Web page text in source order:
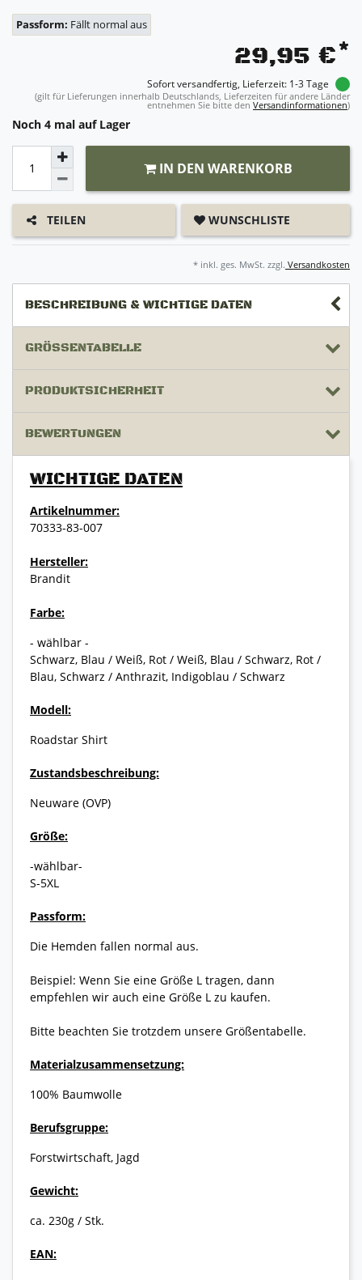
Passform: Fällt normal aus
29,95 €*
Sofort versandfertig, Lieferzeit: 1-3 Tage
(gilt für Lieferungen innerhalb Deutschlands, Lieferzeiten für andere Länder
entnehmen Sie bitte den Versandinformationen)
Noch 4 mal auf Lager
IN DEN WARENKORB
TEILEN WUNSCHLISTE
* inkl. ges. MwSt. zzgl. Versandkosten
BESCHREIBUNG & WICHTIGE DATEN
GRÖSSENTABELLE
PRODUKTSICHERHEIT
BEWERTUNGEN
WICHTIGE DATEN
Artikelnummer:
70333-83-007
Hersteller:
Brandit
Farbe:
- wählbar -
Schwarz, Blau / Weiß, Rot / Weiß, Blau / Schwarz, Rot /
Blau, Schwarz / Anthrazit, Indigoblau / Schwarz
Modell:
Roadstar Shirt
Zustandsbeschreibung:
Neuware (OVP)
Größe:
-wählbar-
S-5XL
Passform:
Die Hemden fallen normal aus.
Beispiel: Wenn Sie eine Größe L tragen, dann
empfehlen wir auch eine Größe L zu kaufen.
Bitte beachten Sie trotzdem unsere Größentabelle.
Materialzusammensetzung:
100% Baumwolle
Berufsgruppe:
Forstwirtschaft, Jagd
Gewicht:
ca. 230g / Stk.
EAN: